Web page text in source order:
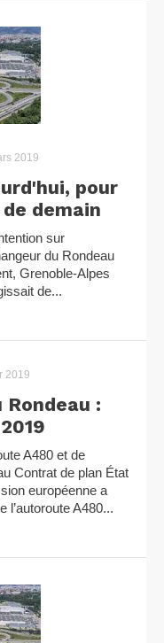
2019
pour
demain
sur
du Rondeau
Grenoble-Alpes
de...
2019
:
A480 et de
Contrat de plan État
européenne a
l’autoroute A480...